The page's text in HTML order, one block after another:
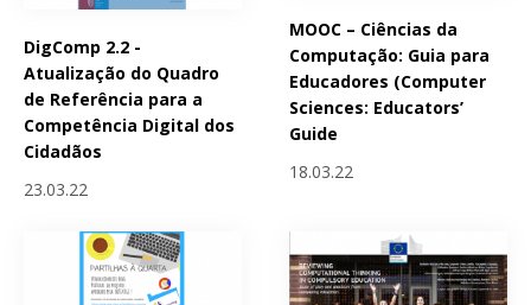
DigComp 2.2 -
Atualização do Quadro
de Referência para a
Competência Digital dos
Cidadãos
23.03.22
MOOC – Ciências da
Computação: Guia para
Educadores (Computer
Sciences: Educators’
Guide
18.03.22